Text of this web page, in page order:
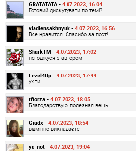
GRATATATA - 4.07.2023, 16:04
Готовий дискутувати по темі?
vladlensakhnyuk - 4.07.2023, 16:56
Все нравится. Спасибо за пост!
SharkTM - 4.07.2023, 17:02
погоджуся з автором
Level4Up - 4.07.2023, 17:44
ух ти...
tfforza - 4.07.2023, 18:05
Благодарствую, полезная вещь.
Gradx - 4.07.2023, 18:54
відмінно викладаєте
ya_not - 4.07.2023, 19:04